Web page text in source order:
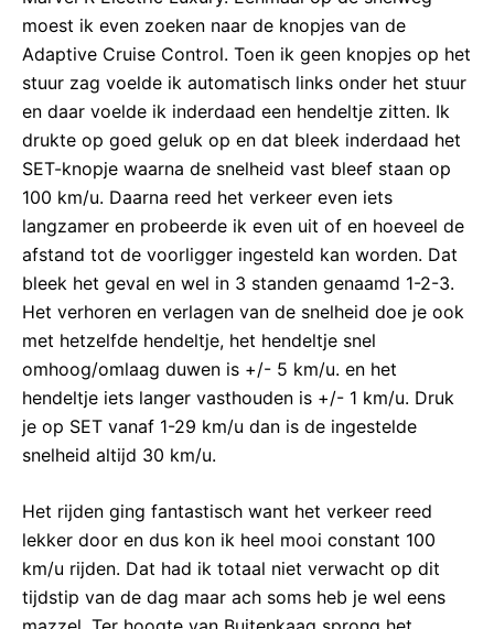
moest ik even zoeken naar de knopjes van de
Adaptive Cruise Control. Toen ik geen knopjes op het
stuur zag voelde ik automatisch links onder het stuur
en daar voelde ik inderdaad een hendeltje zitten. Ik
drukte op goed geluk op en dat bleek inderdaad het
SET-knopje waarna de snelheid vast bleef staan op
100 km/u. Daarna reed het verkeer even iets
langzamer en probeerde ik even uit of en hoeveel de
afstand tot de voorligger ingesteld kan worden. Dat
bleek het geval en wel in 3 standen genaamd 1-2-3.
Het verhoren en verlagen van de snelheid doe je ook
met hetzelfde hendeltje, het hendeltje snel
omhoog/omlaag duwen is +/- 5 km/u. en het
hendeltje iets langer vasthouden is +/- 1 km/u. Druk
je op SET vanaf 1-29 km/u dan is de ingestelde
snelheid altijd 30 km/u.
Het rijden ging fantastisch want het verkeer reed
lekker door en dus kon ik heel mooi constant 100
km/u rijden. Dat had ik totaal niet verwacht op dit
tijdstip van de dag maar ach soms heb je wel eens